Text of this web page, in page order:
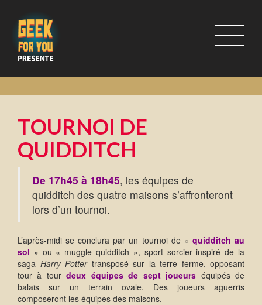
TOURNOI DE
QUIDDITCH
De 17h45 à 18h45, les équipes de
quidditch des quatre maisons s’affronteront
lors d’un tournoi.
L’après-midi se conclura par un tournoi de « quidditch au
sol » ou « muggle quidditch », sport sorcier inspiré de la
saga Harry Pottertransposé sur la terre ferme, opposant
tour à tourdeux équipes de sept joueurs équipés de
balais sur un terrain ovale. Des joueurs aguerris
composeront les équipes des maisons.